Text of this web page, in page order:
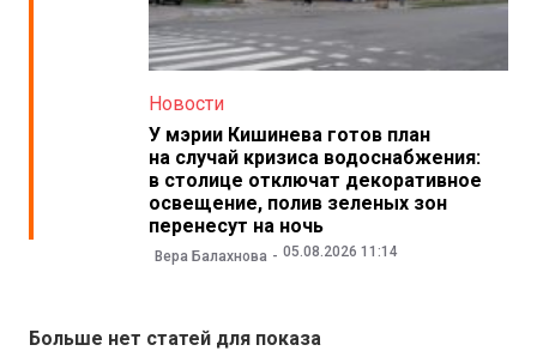
Новости
У мэрии Кишинева готов план
на случай кризиса водоснабжения:
в столице отключат декоративное
освещение, полив зеленых зон
перенесут на ночь
Вера Балахнова 05.08.2026 11:14
Больше нет статей для показа